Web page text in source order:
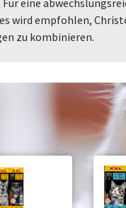
wird empfohlen,
zu kombinieren.